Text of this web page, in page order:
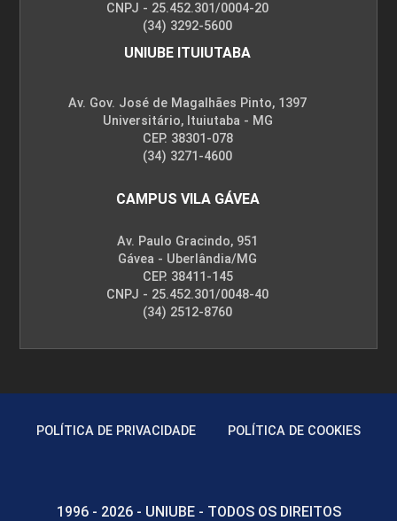
CNPJ - 25.452.301/0004-20
(34) 3292-5600
UNIUBE ITUIUTABA
Av. Gov. José de Magalhães Pinto, 1397
Universitário, Ituiutaba - MG
CEP. 38301-078
(34) 3271-4600
CAMPUS VILA GÁVEA
Av. Paulo Gracindo, 951
Gávea - Uberlândia/MG
CEP. 38411-145
CNPJ - 25.452.301/0048-40
(34) 2512-8760
POLÍTICA DE PRIVACIDADE POLÍTICA DE COOKIES
1996 - 2026 - UNIUBE - TODOS OS DIREITOS